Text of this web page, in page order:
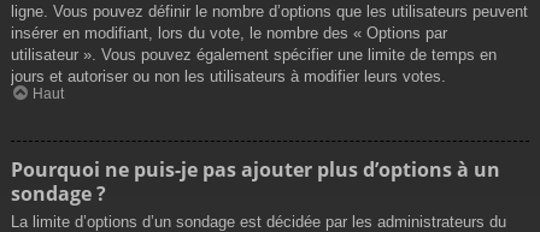
ligne. Vous pouvez définir le nombre d’options que les utilisateurs peuvent
insérer en modifiant, lors du vote, le nombre des « Options par
utilisateur ». Vous pouvez également spécifier une limite de temps en
jours et autoriser ou non les utilisateurs à modifier leurs votes.
Haut
Pourquoi ne puis-je pas ajouter plus d’options à un
sondage ?
La limite d’options d’un sondage est décidée par les administrateurs du